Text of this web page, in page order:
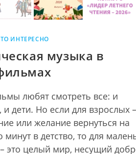
ИНТЕРЕСНО
музыка в
любят смотреть все: и
и дети. Но если для взрослых
или желание вернуться на
минут в детство, то для
это целый мир, несущий